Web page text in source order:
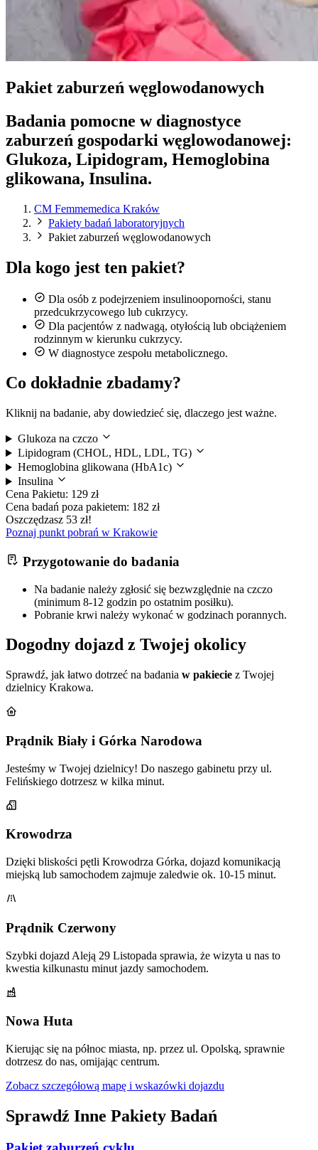
Pakiet zaburzeń węglowodanowych
Badania pomocne w diagnostyce
zaburzeń gospodarki węglowodanowej:
Glukoza, Lipidogram, Hemoglobina
glikowana, Insulina.
CM Femmemedica Kraków
Pakiety badań laboratoryjnych
Pakiet zaburzeń węglowodanowych
Dla kogo jest ten pakiet?
Dla osób z podejrzeniem insulinooporności, stanu
przedcukrzycowego lub cukrzycy.
Dla pacjentów z nadwagą, otyłością lub obciążeniem
rodzinnym w kierunku cukrzycy.
W diagnostyce zespołu metabolicznego.
Co dokładnie zbadamy?
Kliknij na badanie, aby dowiedzieć się, dlaczego jest ważne.
Glukoza na czczo
Lipidogram (CHOL, HDL, LDL, TG)
Hemoglobina glikowana (HbA1c)
Insulina
Cena Pakietu: 129 zł
Cena badań poza pakietem: 182 zł
Oszczędzasz 53 zł!
Poznaj punkt pobrań w Krakowie
Przygotowanie do badania
Na badanie należy zgłosić się bezwzględnie na czczo
(minimum 8-12 godzin po ostatnim posiłku).
Pobranie krwi należy wykonać w godzinach porannych.
Dogodny dojazd z Twojej okolicy
Sprawdź, jak łatwo dotrzeć na badania w pakiecie z Twojej
dzielnicy Krakowa.
Prądnik Biały i Górka Narodowa
Jesteśmy w Twojej dzielnicy! Do naszego gabinetu przy ul.
Felińskiego dotrzesz w kilka minut.
Krowodrza
Dzięki bliskości pętli Krowodrza Górka, dojazd komunikacją
miejską lub samochodem zajmuje zaledwie ok. 10-15 minut.
Prądnik Czerwony
Szybki dojazd Aleją 29 Listopada sprawia, że wizyta u nas to
kwestia kilkunastu minut jazdy samochodem.
Nowa Huta
Kierując się na północ miasta, np. przez ul. Opolską, sprawnie
dotrzesz do nas, omijając centrum.
Zobacz szczegółową mapę i wskazówki dojazdu
Sprawdź Inne Pakiety Badań